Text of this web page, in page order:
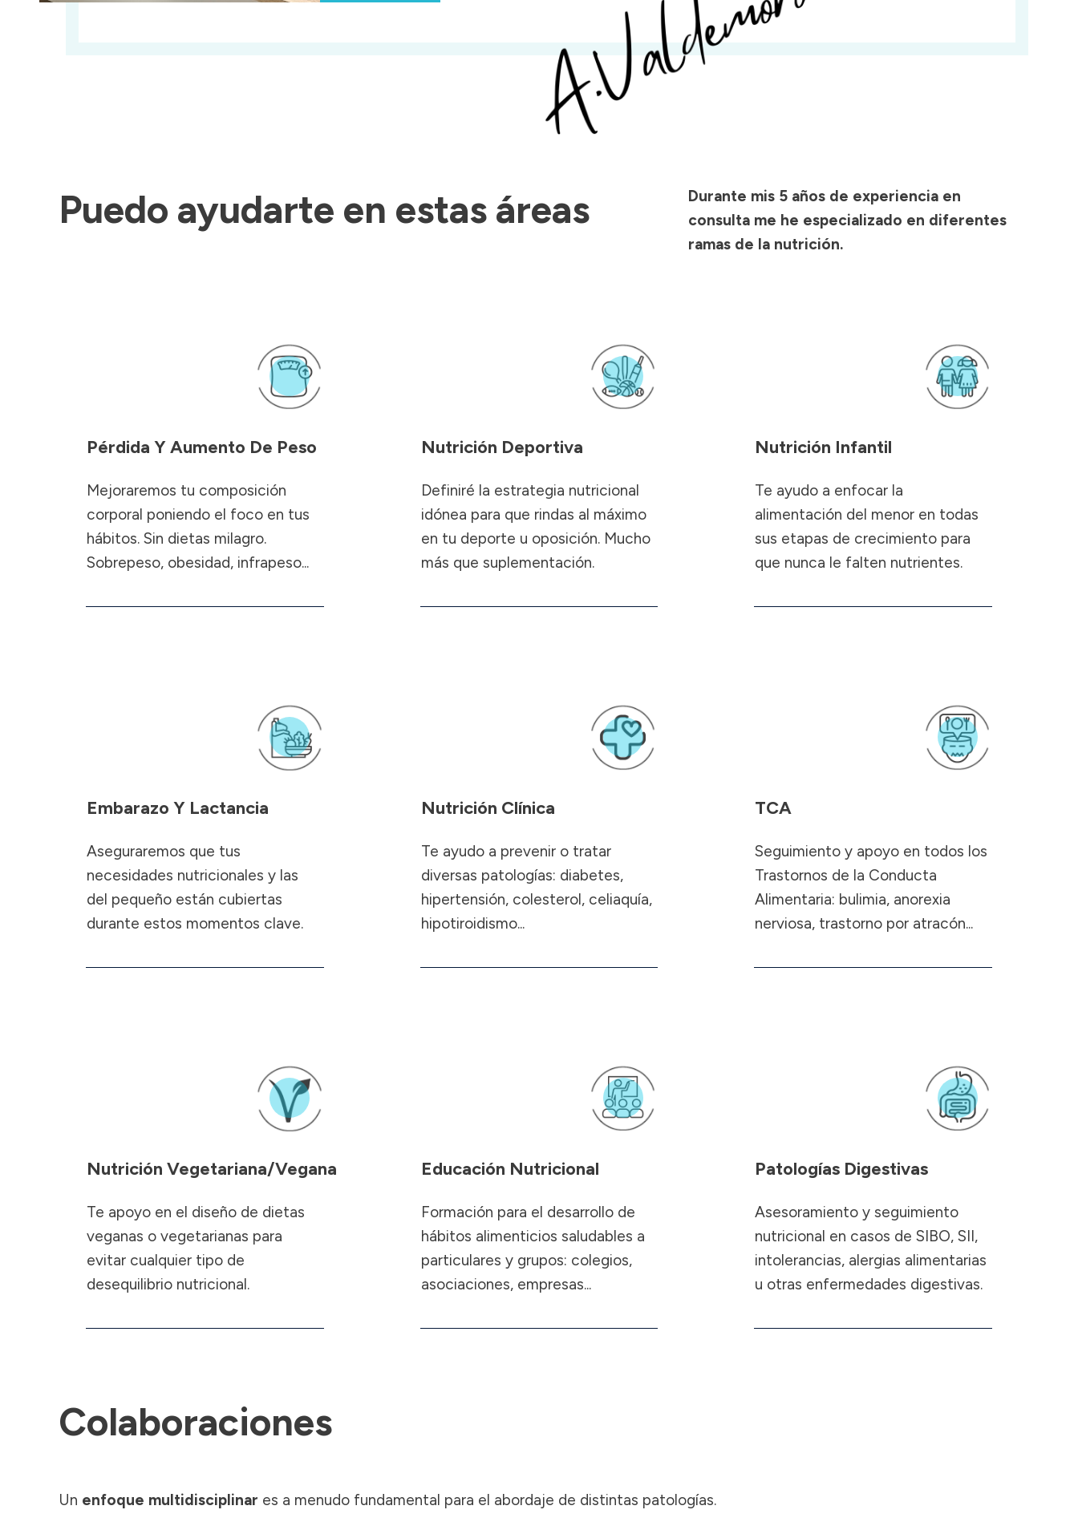
Puedo ayudarte en estas áreas
Durante mis 5 años de experiencia en
consulta me he especializado en diferentes
ramas de la nutrición.
Pérdida Y Aumento De Peso
Mejoraremos tu composición
corporal poniendo el foco en tus
hábitos. Sin dietas milagro.
Sobrepeso, obesidad, infrapeso...
Nutrición Deportiva
Definiré la estrategia nutricional
idónea para que rindas al máximo
en tu deporte u oposición. Mucho
más que suplementación.
Nutrición Infantil
Te ayudo a enfocar la
alimentación del menor en todas
sus etapas de crecimiento para
que nunca le falten nutrientes.
Embarazo Y Lactancia
Aseguraremos que tus
necesidades nutricionales y las
del pequeño están cubiertas
durante estos momentos clave.
Nutrición Clínica
Te ayudo a prevenir o tratar
diversas patologías: diabetes,
hipertensión, colesterol, celiaquía,
hipotiroidismo...
TCA
Seguimiento y apoyo en todos los
Trastornos de la Conducta
Alimentaria: bulimia, anorexia
nerviosa, trastorno por atracón...
Nutrición Vegetariana/Vegana
Te apoyo en el diseño de dietas
veganas o vegetarianas para
evitar cualquier tipo de
desequilibrio nutricional.
Educación Nutricional
Formación para el desarrollo de
hábitos alimenticios saludables a
particulares y grupos: colegios,
asociaciones, empresas...
Patologías Digestivas
Asesoramiento y seguimiento
nutricional en casos de SIBO, SII,
intolerancias, alergias alimentarias
u otras enfermedades digestivas.
Colaboraciones
Un enfoque multidisciplinar es a menudo fundamental para el abordaje de distintas patologías.